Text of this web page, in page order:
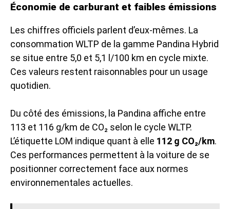
Économie de carburant et faibles émissions
Les chiffres officiels parlent d’eux-mêmes. La
consommation WLTP de la gamme Pandina Hybrid
se situe entre 5,0 et 5,1 l/100 km en cycle mixte.
Ces valeurs restent raisonnables pour un usage
quotidien.
Du côté des émissions, la Pandina affiche entre
113 et 116 g/km de CO₂ selon le cycle WLTP.
L’étiquette LOM indique quant à elle 112 g CO₂/km.
Ces performances permettent à la voiture de se
positionner correctement face aux normes
environnementales actuelles.